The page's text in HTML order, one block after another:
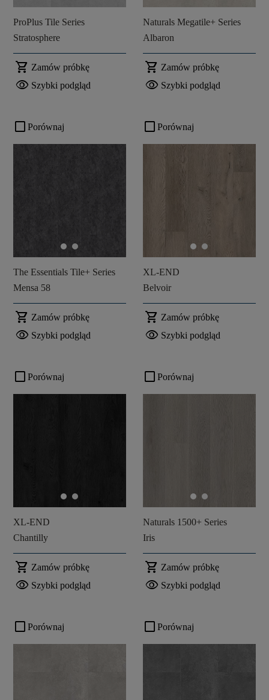
ProPlus Tile Series
Stratosphere
shopping_cart Zamów próbkę
visibility Szybki podgląd
Naturals Megatile+ Series
Albaron
shopping_cart Zamów próbkę
visibility Szybki podgląd
check_box_outline_blank Porównaj
The Essentials Tile+ Series
Mensa 58
shopping_cart Zamów próbkę
visibility Szybki podgląd
check_box_outline_blank Porównaj
XL-END
Belvoir
shopping_cart Zamów próbkę
visibility Szybki podgląd
check_box_outline_blank Porównaj
XL-END
Chantilly
shopping_cart Zamów próbkę
visibility Szybki podgląd
check_box_outline_blank Porównaj
Naturals 1500+ Series
Iris
shopping_cart Zamów próbkę
visibility Szybki podgląd
check_box_outline_blank Porównaj check_box_outline_blank Porównaj